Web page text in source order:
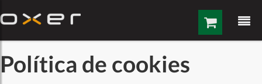
Política de cookies